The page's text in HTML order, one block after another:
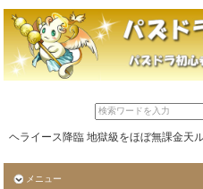
ヘライース降臨 地獄級をほぼ無課金天
メニュー